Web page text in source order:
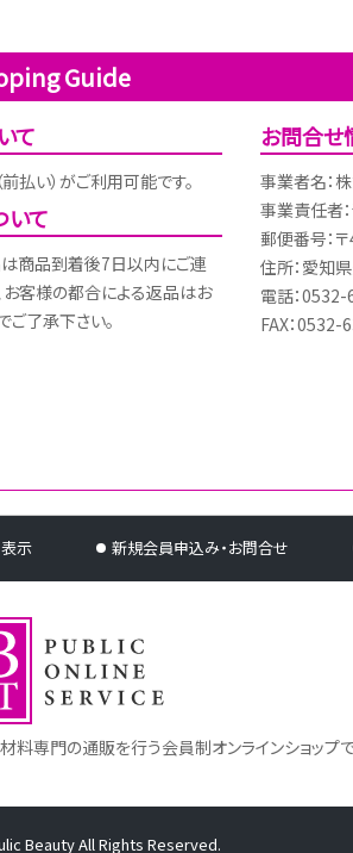
Guide
て
払い）がご利用可能です。
いて
商品到着後7日以内にご連
お客様の都合による返品はお
ご了承下さい。
お問合せ
事業者名：
事業責任者
郵便番号：
住所：愛知
電話：
FAX：0532-
示 新規会員申込み・お問合せ
料専門の通販を行う会員制オンラインショップで
Beauty All Rights Reserved.